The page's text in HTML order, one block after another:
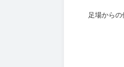
足場からの